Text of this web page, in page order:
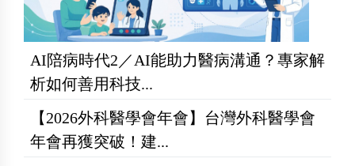
AI陪病時代2／AI能助力醫病溝通？專家解
析如何善用科技...
【2026外科醫學會年會】台灣外科醫學會
年會再獲突破！建...